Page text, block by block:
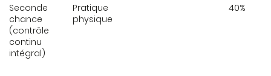
Seconde
chance
(contrôle
continu
intégral)
Pratique
physique
40%